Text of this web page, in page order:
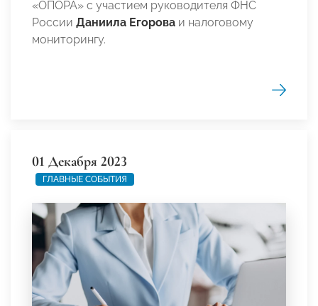
«ОПОРА» с участием руководителя ФНС
России Даниила Егорова и налоговому
мониторингу.
01 Декабря 2023
ГЛАВНЫЕ СОБЫТИЯ